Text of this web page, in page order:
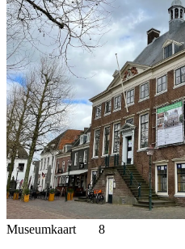
Museumkaart 8